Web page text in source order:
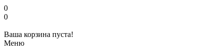
0
0
Ваша корзина пуста!
Меню